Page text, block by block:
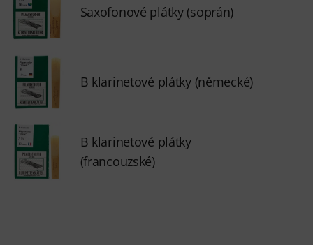
Saxofonové plátky (soprán)
B klarinetové plátky (německé)
B klarinetové plátky
(francouzské)